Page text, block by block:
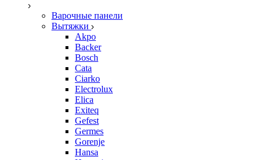
Варочные панели
Вытяжки
Akpo
Backer
Bosch
Cata
Ciarko
Electrolux
Elica
Exiteq
Gefest
Germes
Gorenje
Hansa